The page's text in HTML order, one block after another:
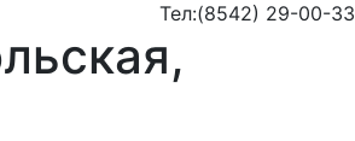
Тел:(8542) 29-00-33